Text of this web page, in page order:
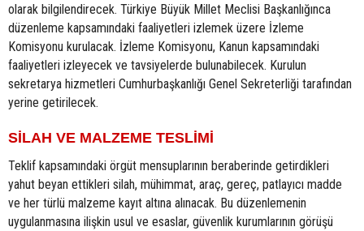
olarak bilgilendirecek. Türkiye Büyük Millet Meclisi Başkanlığınca
düzenleme kapsamındaki faaliyetleri izlemek üzere İzleme
Komisyonu kurulacak. İzleme Komisyonu, Kanun kapsamındaki
faaliyetleri izleyecek ve tavsiyelerde bulunabilecek. Kurulun
sekretarya hizmetleri Cumhurbaşkanlığı Genel Sekreterliği tarafından
yerine getirilecek.
SİLAH VE MALZEME TESLİMİ
Teklif kapsamındaki örgüt mensuplarının beraberinde getirdikleri
yahut beyan ettikleri silah, mühimmat, araç, gereç, patlayıcı madde
ve her türlü malzeme kayıt altına alınacak. Bu düzenlemenin
uygulanmasına ilişkin usul ve esaslar, güvenlik kurumlarının görüşü